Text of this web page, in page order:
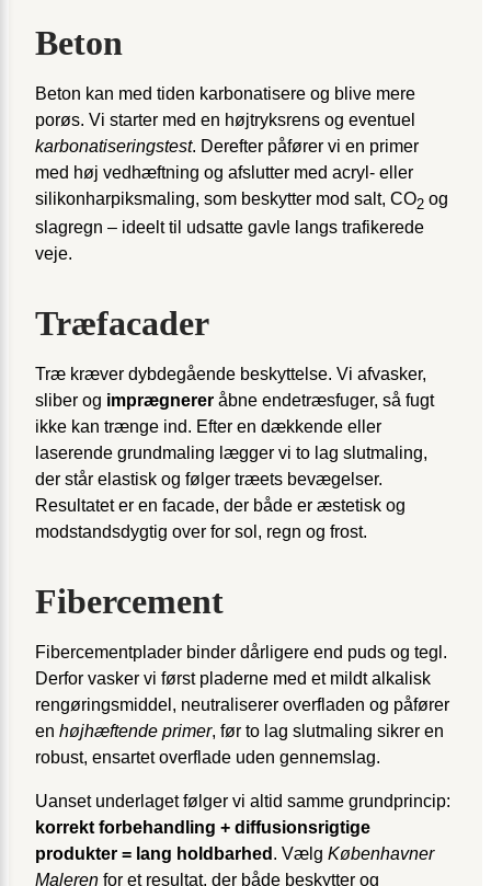
Beton
Beton kan med tiden karbonatisere og blive mere
porøs. Vi starter med en højtryksrens og eventuel
karbonatiseringstest. Derefter påfører vi en primer
med høj vedhæftning og afslutter med acryl- eller
silikonharpiks­maling, som beskytter mod salt, CO2 og
slagregn – ideelt til udsatte gavle langs trafikerede
veje.
Træfacader
Træ kræver dybdegående beskyttelse. Vi afvasker,
sliber og imprægnerer åbne endetræsfuger, så fugt
ikke kan trænge ind. Efter en dækkende eller
laserende grundmaling lægger vi to lag slutmaling,
der står elastisk og følger træets bevægelser.
Resultatet er en facade, der både er æstetisk og
modstandsdygtig over for sol, regn og frost.
Fibercement
Fibercementplader binder dårligere end puds og tegl.
Derfor vasker vi først pladerne med et mildt alkalisk
rengøringsmiddel, neutraliserer overfladen og påfører
en højhæftende primer, før to lag slutmaling sikrer en
robust, ensartet overflade uden gennemslag.
Uanset underlaget følger vi altid samme grundprincip:
korrekt forbehandling + diffusionsrigtige
produkter = lang holdbarhed . Vælg Københavner
Maleren for et resultat, der både beskytter og